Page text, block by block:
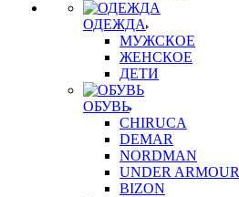
ОДЕЖДА
МУЖСКОЕ
ЖЕНСКОЕ
ДЕТИ
ОБУВЬ
CHIRUCA
DEMAR
NORDMAN
UNDER ARMOUR
BIZON